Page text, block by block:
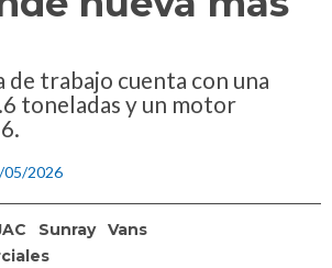
de trabajo cuenta con una
toneladas y un motor
05/2026
Sunray
Vans